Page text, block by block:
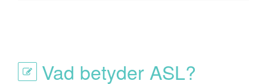
Vad betyder ASL?